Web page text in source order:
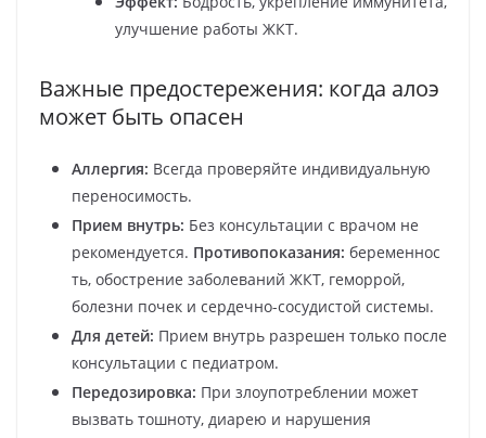
улучшение работы ЖКТ.
Важные предостережения: когда алоэ
может быть опасен
Аллергия: Всегда проверяйте индивидуальную
переносимость.
Прием внутрь: Без консультации с врачом не
рекомендуется. Противопоказания: беременнос
ть, обострение заболеваний ЖКТ, геморрой,
болезни почек и сердечно-сосудистой системы.
Для детей: Прием внутрь разрешен только после
консультации с педиатром.
Передозировка: При злоупотреблении может
вызвать тошноту, диарею и нарушения